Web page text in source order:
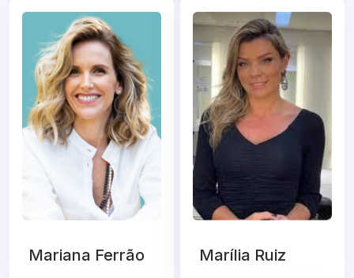
Mariana Ferrão Marília Ruiz